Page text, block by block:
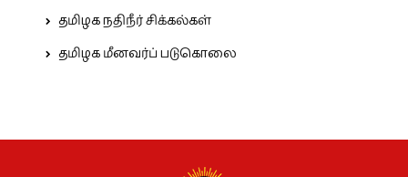
தமிழக நதிநீர் சிக்கல்கள்
தமிழக மீனவர்ப் படுகொலை